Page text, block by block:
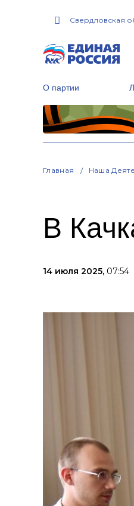
Свердловская
О партии
Главная Наша
В
14 июля 2025, 07:54